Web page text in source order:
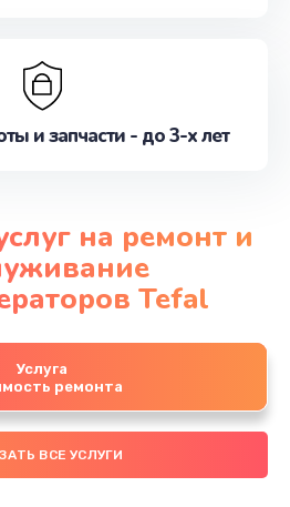
и запчасти - до 3-х лет
на ремонт и
Tefal
Услуга
ремонта
ВСЕ УСЛУГИ